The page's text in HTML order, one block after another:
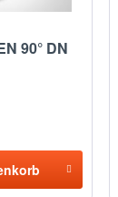
90° DN